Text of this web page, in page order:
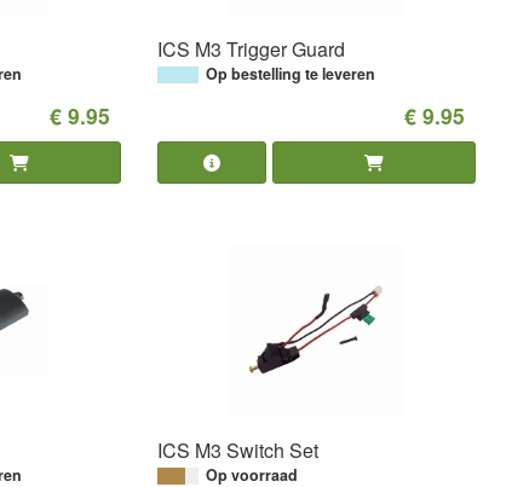
€ 9.95
ICS M3 Trigger Guard
Op bestelling te leveren
€ 9.95
ICS M3 Switch Set
Op voorraad